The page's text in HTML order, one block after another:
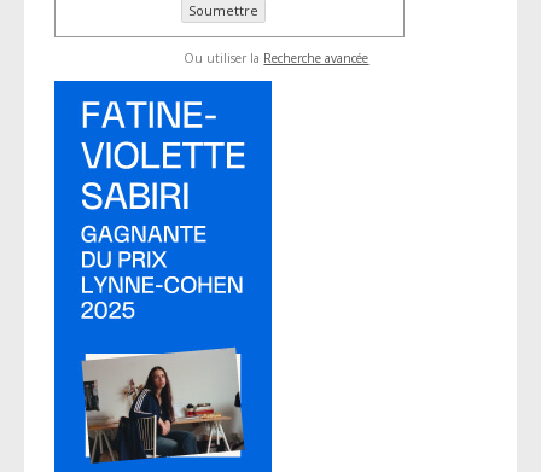
Ou utiliser la Recherche avancée